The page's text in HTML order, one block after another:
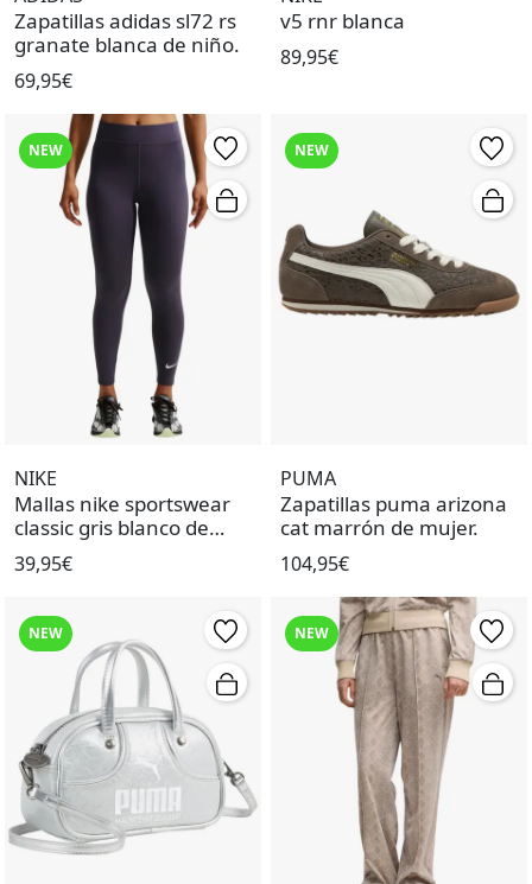
Zapatillas adidas sl72 rs
granate blanca de niño.
69,95€
v5 rnr blanca
89,95€
NEW
NIKE
Mallas nike sportswear
classic gris blanco de
mujer.
39,95€
NEW
PUMA
Zapatillas puma arizona
cat marrón de mujer.
104,95€
NEW NEW